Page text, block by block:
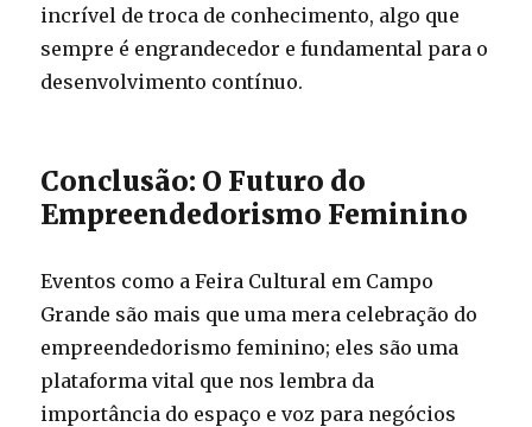
incrível de troca de conhecimento, algo que
sempre é engrandecedor e fundamental para o
desenvolvimento contínuo.
Conclusão: O Futuro do
Empreendedorismo Feminino
Eventos como a Feira Cultural em Campo
Grande são mais que uma mera celebração do
empreendedorismo feminino; eles são uma
plataforma vital que nos lembra da
importância do espaço e voz para negócios